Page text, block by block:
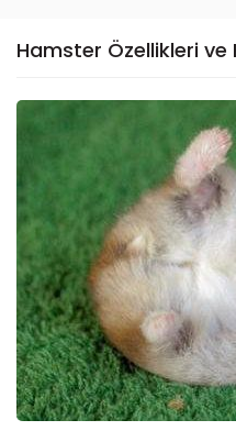
Hamster Özellikleri ve